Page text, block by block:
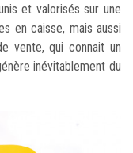
et valorisés sur une
en caisse, mais aussi
vente, qui connait un
inévitablement du